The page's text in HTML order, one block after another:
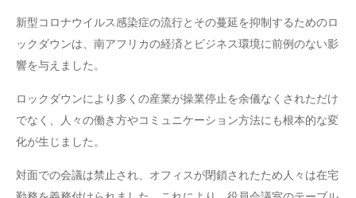
新型コロナウイルス感染症の流行とその蔓延を抑制するためのロ
ックダウンは、南アフリカの経済とビジネス環境に前例のない影
響を与えました。
ロックダウンにより多くの産業が操業停止を余儀なくされただけ
でなく、人々の働き方やコミュニケーション方法にも根本的な変
化が生じました。
対面での会議は禁止され、オフィスが閉鎖されたため人々は在宅